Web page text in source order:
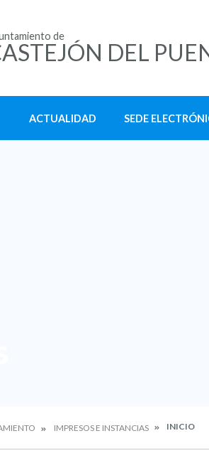
de
DEL
ACTUALIDAD SEDE
IMPRESOS E INSTANCIAS INICIO